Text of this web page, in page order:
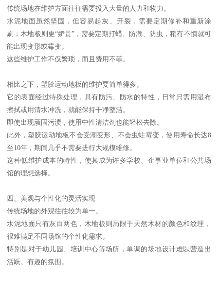
传统场地在维护方面往往需要投入大量的人力和物力。
水泥地面虽然坚固，但容易起灰、开裂，需要定期修补和重新涂
刷；木地板则更“娇贵”，需要定期打蜡、防潮、防虫，稍有不慎就可
能出现变形或霉变。
这些维护工作不仅繁琐，而且费用不菲。
相比之下，塑胶运动地板的维护要简单得多。
它的表面经过特殊处理，具有防污、防水的特性，日常只需用湿布
擦拭或用清水冲洗，就能保持干净整洁。
即使出现顽固污渍，使用中性清洁剂也能轻松去除。
此外，塑胶运动地板不会受潮变形、不会虫蛀霉变，使用寿命长达8
至10年，期间几乎不需要进行大规模维修。
这种低维护成本的特性，使其成为许多学校、企事业单位和公共场
馆的理想选择。
四、美观与个性化的灵活实现
传统场地的外观往往较为单一。
水泥地面只有灰白两色，木地板则局限于天然木材的颜色和纹理，
很难满足不同场馆的个性化需求。
特别是对于幼儿园、培训中心等场所，单调的场地设计难以营造出
活跃、有趣的氛围。